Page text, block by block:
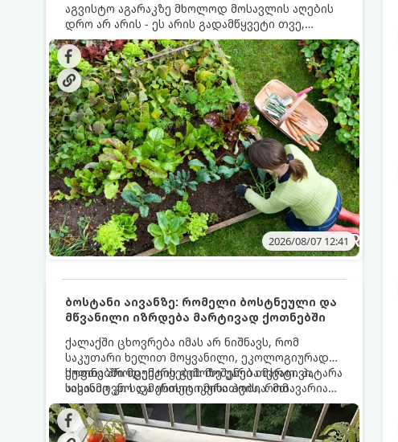
აგვისტო აგარაკზე მხოლოდ მოსავლის აღების
დრო არ არის - ეს არის გადამწყვეტი თვე,
როდესაც საფუძველი ეყრება მომავალი წლის
მოსავალს და ბაღი მზადდება შემოდგომა-
ზამთრის სეზონისთვის. იმისათვის, რომ
ნიადაგმა ენერგია აღიდგინოს, ხოლო
მცენარეებმა ზამთარს გაუძლონ, აგვისტოს
ბოლომდე 5 მნიშვნელოვანი საქმის გაკეთება
უნდა მოასწროთ:
2026/08/07 12:41
ბოსტანი აივანზე: რომელი ბოსტნეული და
მწვანილი იზრდება მარტივად ქოთნებში
ქალაქში ცხოვრება იმას არ ნიშნავს, რომ
საკუთარი ხელით მოყვანილი, ეკოლოგიურად
სუფთა პროდუქტის გემოზე უარი თქვათ. პატარა
აივანიც კი საკმარისია იმისათვის, რომ
მოიწყოთ მინი-ბოსტანი, საიდანაც
ყოველდღიურად ახალ, არომატულ მწვანილსა
და ბოსტნეულს მოკრეფთ.
ქოთნებში მცენარეების მოშენება მარტივი,
სასიამოვნო და ესთეტიკური ჰობია. მთავარია
იცოდეთ, რომელი კულტურები ეგუებიან
ქოთნის პირობებს ყველაზე კარგად და როგორ
მოუაროთ მათ სწორად.